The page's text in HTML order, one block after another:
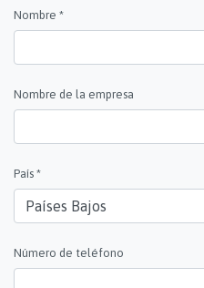
Nombre *
Nombre de la empresa
País *
Número de teléfono